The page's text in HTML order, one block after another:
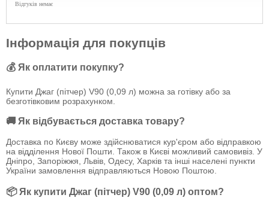
Відгуків немає
Інформація для покупців
💰 Як оплатити покупку?
Купити Джаг (пітчер) V90 (0,09 л) можна за готівку або за
безготівковим розрахунком.
🚚 Як відбувається доставка товару?
Доставка по Києву може здійснюватися кур'єром або відправкою
на відділення Нової Пошти. Також в Києві можливий самовивіз. У
Дніпро, Запоріжжя, Львів, Одесу, Харків та інші населені пункти
України замовлення відправляються Новою Поштою.
📦 Як купити Джаг (пітчер) V90 (0,09 л) оптом?